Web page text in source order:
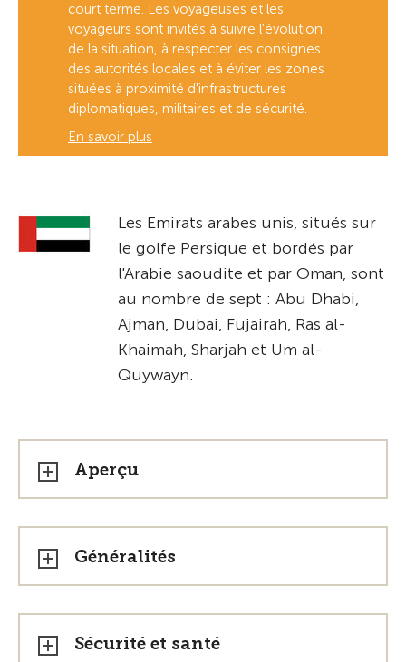
court terme. Les voyageuses et les
voyageurs sont invités à suivre l'évolution
de la situation, à respecter les consignes
des autorités locales et à éviter les zones
situées à proximité d'infrastructures
diplomatiques, militaires et de sécurité.
En savoir plus
Les Emirats arabes unis, situés sur
le golfe Persique et bordés par
l'Arabie saoudite et par Oman, sont
au nombre de sept : Abu Dhabi,
Ajman, Dubai, Fujairah, Ras al-
Khaimah, Sharjah et Um al-
Quywayn.
Aperçu
Généralités
Sécurité et santé